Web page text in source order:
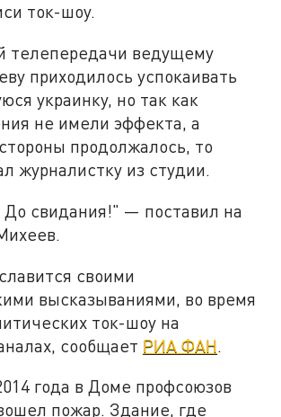
ток-шоу.
телепередачи ведущему
приходилось успокаивать
украинку, но так как
не имели эффекта, а
продолжалось, то
журналистку из студии.
свидания!" — поставил на
своими
высказываниями, во время
ток-шоу на
сообщает РИА ФАН
года в Доме профсоюзов
пожар. Здание, где